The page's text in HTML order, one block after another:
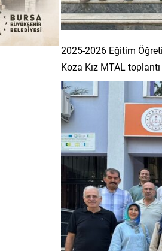
2025-2026 Eğitim
Koza Kız MTAL